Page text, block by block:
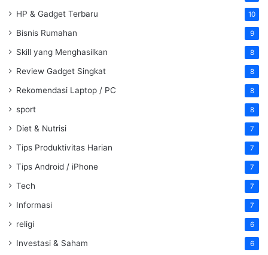
HP & Gadget Terbaru 10
Bisnis Rumahan 9
Skill yang Menghasilkan 8
Review Gadget Singkat 8
Rekomendasi Laptop / PC 8
sport 8
Diet & Nutrisi 7
Tips Produktivitas Harian 7
Tips Android / iPhone 7
Tech 7
Informasi 7
religi 6
Investasi & Saham 6